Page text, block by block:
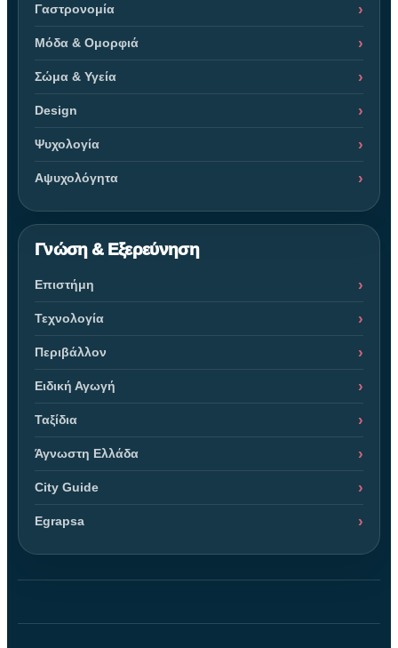
Γαστρονομία
Μόδα & Ομορφιά
Σώμα & Υγεία
Design
Ψυχολογία
Αψυχολόγητα
Γνώση & Εξερεύνηση
Επιστήμη
Τεχνολογία
Περιβάλλον
Ειδική Αγωγή
Ταξίδια
Άγνωστη Ελλάδα
City Guide
Egrapsa